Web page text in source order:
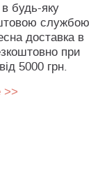
будь-яку
службою
доставка в
при
5000 грн.
>>